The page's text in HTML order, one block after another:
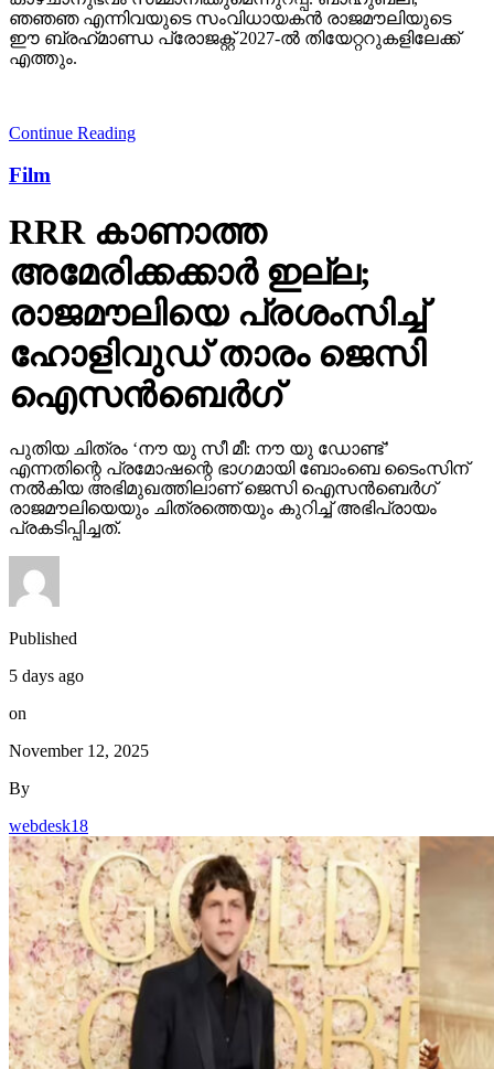
Continue Reading
Film
RRR കാണാത്ത
അമേരിക്കക്കാര്‍ ഇല്ല;
ഹോളിവുഡ് താരം ജെസി
ഐസന്‍ബെര്‍ഗ്
പുതിയ ചിത്രം ‘നൗ യു സീ മീ: നൗ യു ഡോണ്ട്’
എന്നതിന്റെ പ്രമോഷന്റെ ഭാഗമായി ബോംബെ ടൈംസിന്
നല്‍കിയ അഭിമുഖത്തിലാണ് ജെസി ഐസന്‍ബെര്‍ഗ്
രാജമൗലിയെയും ചിത്രത്തെയും കുറിച്ച് അഭിപ്രായം
പ്രകടിപ്പിച്ചത്.
Published
5 days ago
on
November 12, 2025
By
webdesk18